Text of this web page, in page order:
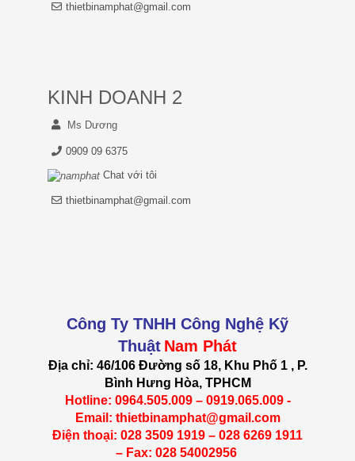
thietbinamphat@gmail.com
KINH DOANH 2
Ms Dương
0909 09 6375
Chat với tôi
thietbinamphat@gmail.com
Công Ty TNHH Công Nghệ Kỹ
Thuật Nam Phát
Địa chỉ: 46/106 Đường số 18, Khu Phố 1 , P.
Bình Hưng Hòa, TPHCM
Hotline: 0964.505.009 – 0919.065.009 -
Email: thietbinamphat@gmail.com
Điện thoại: 028 3509 1919 – 028 6269 1911
– Fax: 028 54002956